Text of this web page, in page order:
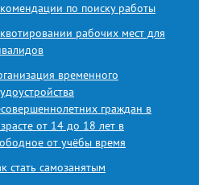
по поиску работы
рабочих мест для
временного
граждан в
от 14 до 18 лет в
от учёбы время
стать самозанятым